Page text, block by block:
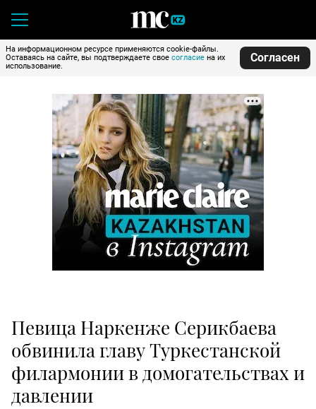
На информационном ресурсе применяются cookie-файлы.
Оставаясь на сайте, вы подтверждаете свое согласие на их
использование.
Согласен
Певица Наркенже Серикбаева
обвинила главу Туркестанской
филармонии в домогательствах и
давлении